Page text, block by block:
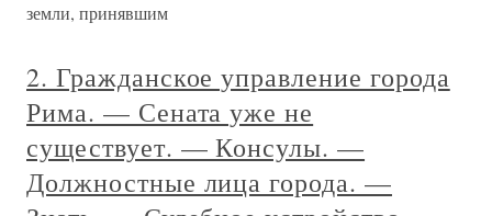
земли, принявшим
2. Гражданское управление города
Рима. — Сената уже не
существует. — Консулы. —
Должностные лица города. —